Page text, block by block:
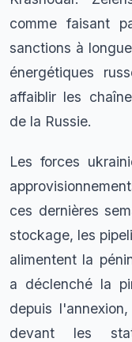
comme faisant
sanctions à
énergétiques
affaiblir les
de la Russie.
Les forces
ces dernières
stockage, les
alimentent la
a déclenché la
depuis
devant les